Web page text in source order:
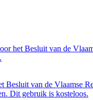
het Besluit van de
van de Vlaamse
Dit gebruik is kosteloos.